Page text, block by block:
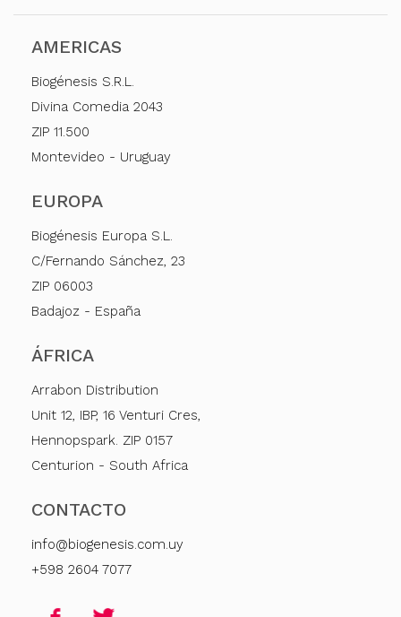
AMERICAS
Biogénesis S.R.L.
Divina Comedia 2043
ZIP 11.500
Montevideo - Uruguay
EUROPA
Biogénesis Europa S.L.
C/Fernando Sánchez, 23
ZIP 06003
Badajoz - España
ÁFRICA
Arrabon Distribution
Unit 12, IBP, 16 Venturi Cres,
Hennopspark. ZIP 0157
Centurion - South Africa
CONTACTO
info@biogenesis.com.uy
+598 2604 7077